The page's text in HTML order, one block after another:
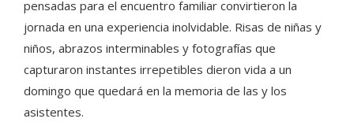
pensadas para el encuentro familiar convirtieron la
jornada en una experiencia inolvidable. Risas de niñas y
niños, abrazos interminables y fotografías que
capturaron instantes irrepetibles dieron vida a un
domingo que quedará en la memoria de las y los
asistentes.